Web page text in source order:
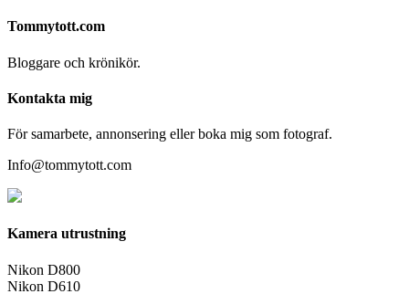
Tommytott.com
Bloggare och krönikör.
Kontakta mig
För samarbete, annonsering eller boka mig som fotograf.
Info@tommytott.com
Kamera utrustning
Nikon D800
Nikon D610